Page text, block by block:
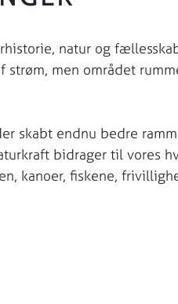
natur og
men området
skabt endnu bedre
bidrager til vores
kanoer, fiskene,